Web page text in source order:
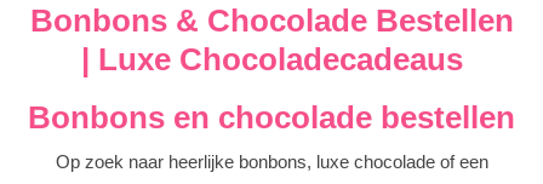
Bonbons & Chocolade Bestellen
| Luxe Chocoladecadeaus
Bonbons en chocolade bestellen
Op zoek naar heerlijke bonbons, luxe chocolade of een